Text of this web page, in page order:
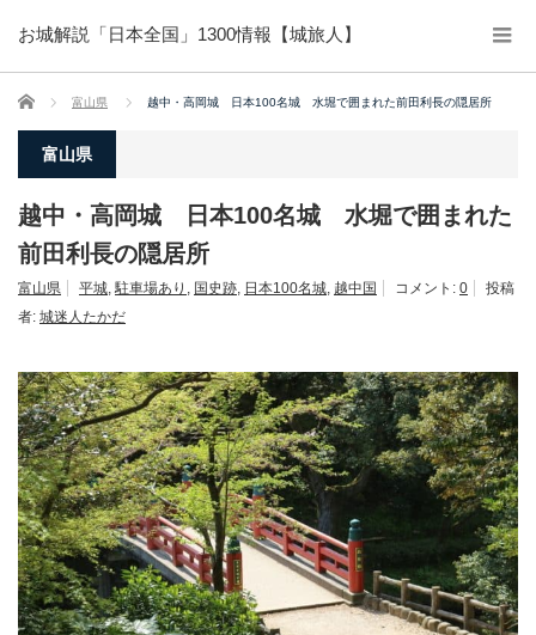
お城解説「日本全国」1300情報【城旅人】
ホーム 富山県 越中・高岡城 日本100名城 水堀で囲まれた前田利長の隠居所
富山県
越中・高岡城 日本100名城 水堀で囲まれた
前田利長の隠居所
富山県 平城,駐車場あり , 国史跡, 日本100名城, 越中国 コメント: 0
投稿
者: 城迷人たかだ